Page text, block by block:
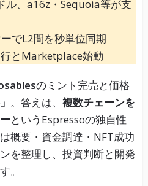
ル、a16z・Sequoia等が支
でL2間を秒単位同期
行とMarketplace始動
のミント完売と価格
。答えは、 複数チェーンを
というEspressoの独自性
概要・資金調達・NFT成功
を整理し、投資判断と開発
。